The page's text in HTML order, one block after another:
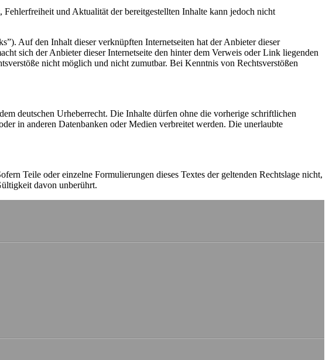
und Aktualität der bereitgestellten Inhalte kann jedoch nicht
Auf den Inhalt dieser verknüpften Internetseiten hat der Anbieter dieser
sich der Anbieter dieser Internetseite den hinter dem Verweis oder Link liegenden
nicht möglich und nicht zumutbar. Bei Kenntnis von Rechtsverstößen
deutschen Urheberrecht. Die Inhalte dürfen ohne die vorherige schriftlichen
in anderen Datenbanken oder Medien verbreitet werden. Die unerlaubte
Teile oder einzelne Formulierungen dieses Textes der geltenden Rechtslage nicht,
davon unberührt.